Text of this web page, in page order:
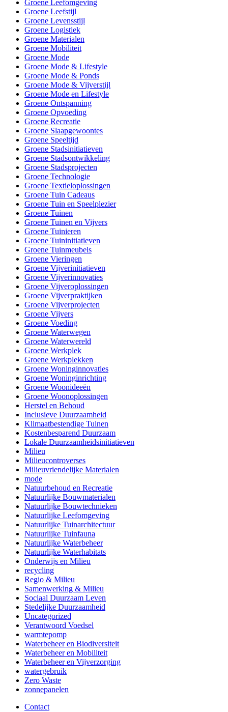
Groene Leefomgeving
Groene Leefstijl
Groene Levensstijl
Groene Logistiek
Groene Materialen
Groene Mobiliteit
Groene Mode
Groene Mode & Lifestyle
Groene Mode & Ponds
Groene Mode & Vijverstijl
Groene Mode en Lifestyle
Groene Ontspanning
Groene Opvoeding
Groene Recreatie
Groene Slaapgewoontes
Groene Speeltijd
Groene Stadsinitiatieven
Groene Stadsontwikkeling
Groene Stadsprojecten
Groene Technologie
Groene Textieloplossingen
Groene Tuin Cadeaus
Groene Tuin en Speelplezier
Groene Tuinen
Groene Tuinen en Vijvers
Groene Tuinieren
Groene Tuininitiatieven
Groene Tuinmeubels
Groene Vieringen
Groene Vijverinitiatieven
Groene Vijverinnovaties
Groene Vijveroplossingen
Groene Vijverpraktijken
Groene Vijverprojecten
Groene Vijvers
Groene Voeding
Groene Waterwegen
Groene Waterwereld
Groene Werkplek
Groene Werkplekken
Groene Woninginnovaties
Groene Woninginrichting
Groene Woonideeën
Groene Woonoplossingen
Herstel en Behoud
Inclusieve Duurzaamheid
Klimaatbestendige Tuinen
Kostenbesparend Duurzaam
Lokale Duurzaamheidsinitiatieven
Milieu
Milieucontroverses
Milieuvriendelijke Materialen
mode
Natuurbehoud en Recreatie
Natuurlijke Bouwmaterialen
Natuurlijke Bouwtechnieken
Natuurlijke Leefomgeving
Natuurlijke Tuinarchitectuur
Natuurlijke Tuinfauna
Natuurlijke Waterbeheer
Natuurlijke Waterhabitats
Onderwijs en Milieu
recycling
Regio & Milieu
Samenwerking & Milieu
Sociaal Duurzaam Leven
Stedelijke Duurzaamheid
Uncategorized
Verantwoord Voedsel
warmtepomp
Waterbeheer en Biodiversiteit
Waterbeheer en Mobiliteit
Waterbeheer en Vijverzorging
watergebruik
Zero Waste
zonnepanelen
Contact